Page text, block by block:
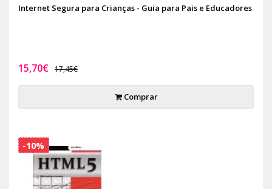
Internet Segura para Crianças - Guia para Pais e Educadores
15,70€ 17,45€
Comprar
-10%